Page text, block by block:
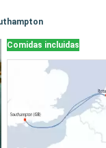
Comidas incluidas